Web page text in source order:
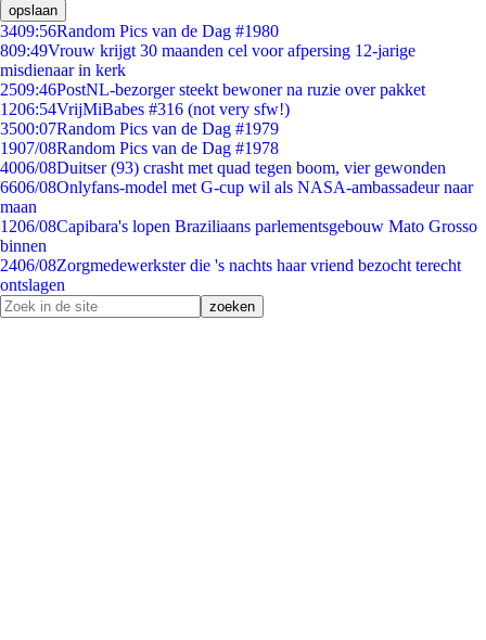
opslaan
3409:56Random Pics van de Dag #1980
809:49Vrouw krijgt 30 maanden cel voor afpersing 12-jarige
misdienaar in kerk
2509:46PostNL-bezorger steekt bewoner na ruzie over pakket
1206:54VrijMiBabes #316 (not very sfw!)
3500:07Random Pics van de Dag #1979
1907/08Random Pics van de Dag #1978
4006/08Duitser (93) crasht met quad tegen boom, vier gewonden
6606/08Onlyfans-model met G-cup wil als NASA-ambassadeur naar
maan
1206/08Capibara's lopen Braziliaans parlementsgebouw Mato Grosso
binnen
2406/08Zorgmedewerkster die 's nachts haar vriend bezocht terecht
ontslagen